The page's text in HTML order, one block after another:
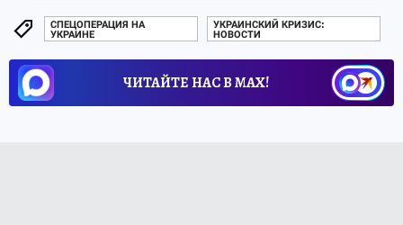
СПЕЦОПЕРАЦИЯ НА
УКРАИНЕ
УКРАИНСКИЙ КРИЗИС:
НОВОСТИ
ЧИТАЙТЕ НАС В МАХ!